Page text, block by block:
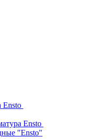
Ensto
Ensto
"Ensto"